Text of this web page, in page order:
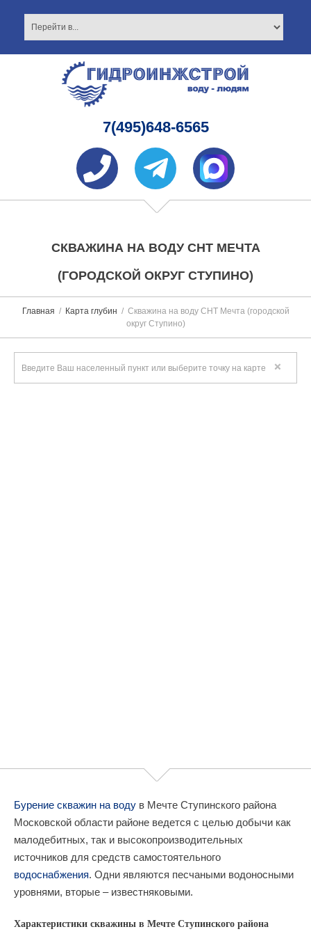
7(495)648-6565
СКВАЖИНА НА ВОДУ СНТ МЕЧТА
(ГОРОДСКОЙ ОКРУГ СТУПИНО)
Главная Карта глубин
Скважина на воду СНТ Мечта (городской
округ Ступино)
Бурение скважин на воду в Мечте Ступинского района
Московской области районе ведется с целью добычи как
малодебитных, так и высокопроизводительных
источников для средств самостоятельного
водоснабжения. Одни являются песчаными водоносными
уровнями, вторые – известняковыми.
Характеристики скважины в Мечте Ступинского района